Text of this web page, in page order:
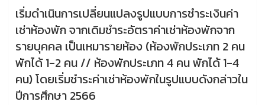
เริ่มดำเนินการเปลี่ยนแปลงรูปแบบการชำระเงินค่า
เช่าห้องพัก จากเดิมชำระอัตราค่าเช่าห้องพักจาก
รายบุคคล เป็นเหมารายห้อง (ห้องพักประเภท 2 คน
พักได้ 1-2 คน // ห้องพักประเภท 4 คน พักได้ 1-4
คน) โดยเริ่มชำระค่าเช่าห้องพักในรูปแบบดังกล่าวใน
ปีการศึกษา 2566